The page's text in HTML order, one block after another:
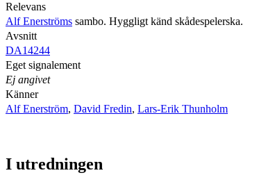
Relevans
Alf Enerströms sambo. Hyggligt känd skådespelerska.
Avsnitt
DA14244
Eget signalement
Ej angivet
Känner
Alf Enerström, David Fredin, Lars-Erik Thunholm
I utredningen